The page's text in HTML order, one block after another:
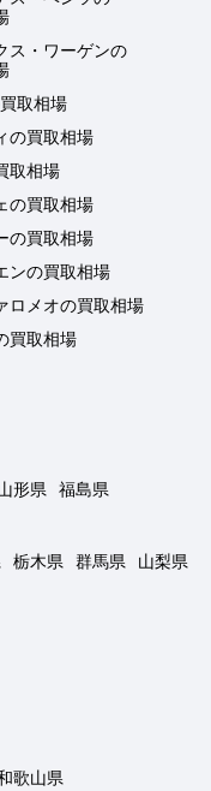
ス・ワーゲンの
取相場
の買取相場
取相場
の買取相場
の買取相場
ンの買取相場
ロメオの買取相場
買取相場
形県
福島県
栃木県 群馬県
山梨県
歌山県